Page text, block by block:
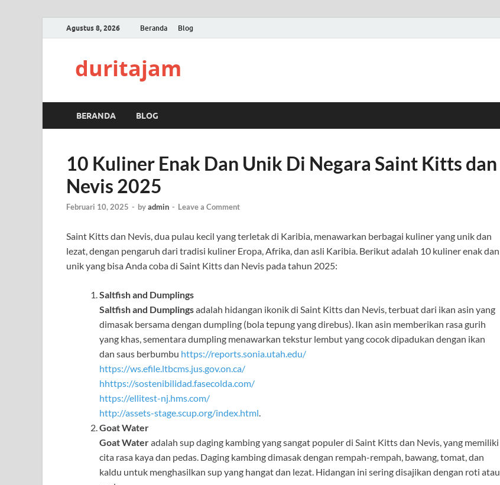
Agustus 8, 2026 Beranda Blog
duritajam
BERANDA BLOG
10 Kuliner Enak Dan Unik Di Negara Saint Kitts dan
Nevis 2025
Februari 10, 2025 - byadmin - Leave a Comment
Saint Kitts dan Nevis, dua pulau kecil yang terletak di Karibia, menawarkan berbagai kuliner yang unik dan
lezat, dengan pengaruh dari tradisi kuliner Eropa, Afrika, dan asli Karibia. Berikut adalah 10 kuliner enak dan
unik yang bisa Anda coba di Saint Kitts dan Nevis pada tahun 2025:
Saltfish and Dumplings
Saltfish and Dumplingsadalah hidangan ikonik di Saint Kitts dan Nevis, terbuat dari ikan asin yang
dimasak bersama dengan dumpling (bola tepung yang direbus). Ikan asin memberikan rasa gurih
yang khas, sementara dumpling menawarkan tekstur lembut yang cocok dipadukan dengan ikan
dan saus berbumbu https://reports.sonia.utah.edu/
https://ws.efile.ltbcms.jus.gov.on.ca/
hhttps://sostenibilidad.fasecolda.com/
https://ellitest-nj.hms.com/
http://assets-stage.scup.org/index.html.
Goat Water
Goat Wateradalah sup daging kambing yang sangat populer di Saint Kitts dan Nevis, yang memiliki
cita rasa kaya dan pedas. Daging kambing dimasak dengan rempah-rempah, bawang, tomat, dan
kaldu untuk menghasilkan sup yang hangat dan lezat. Hidangan ini sering disajikan dengan roti atau